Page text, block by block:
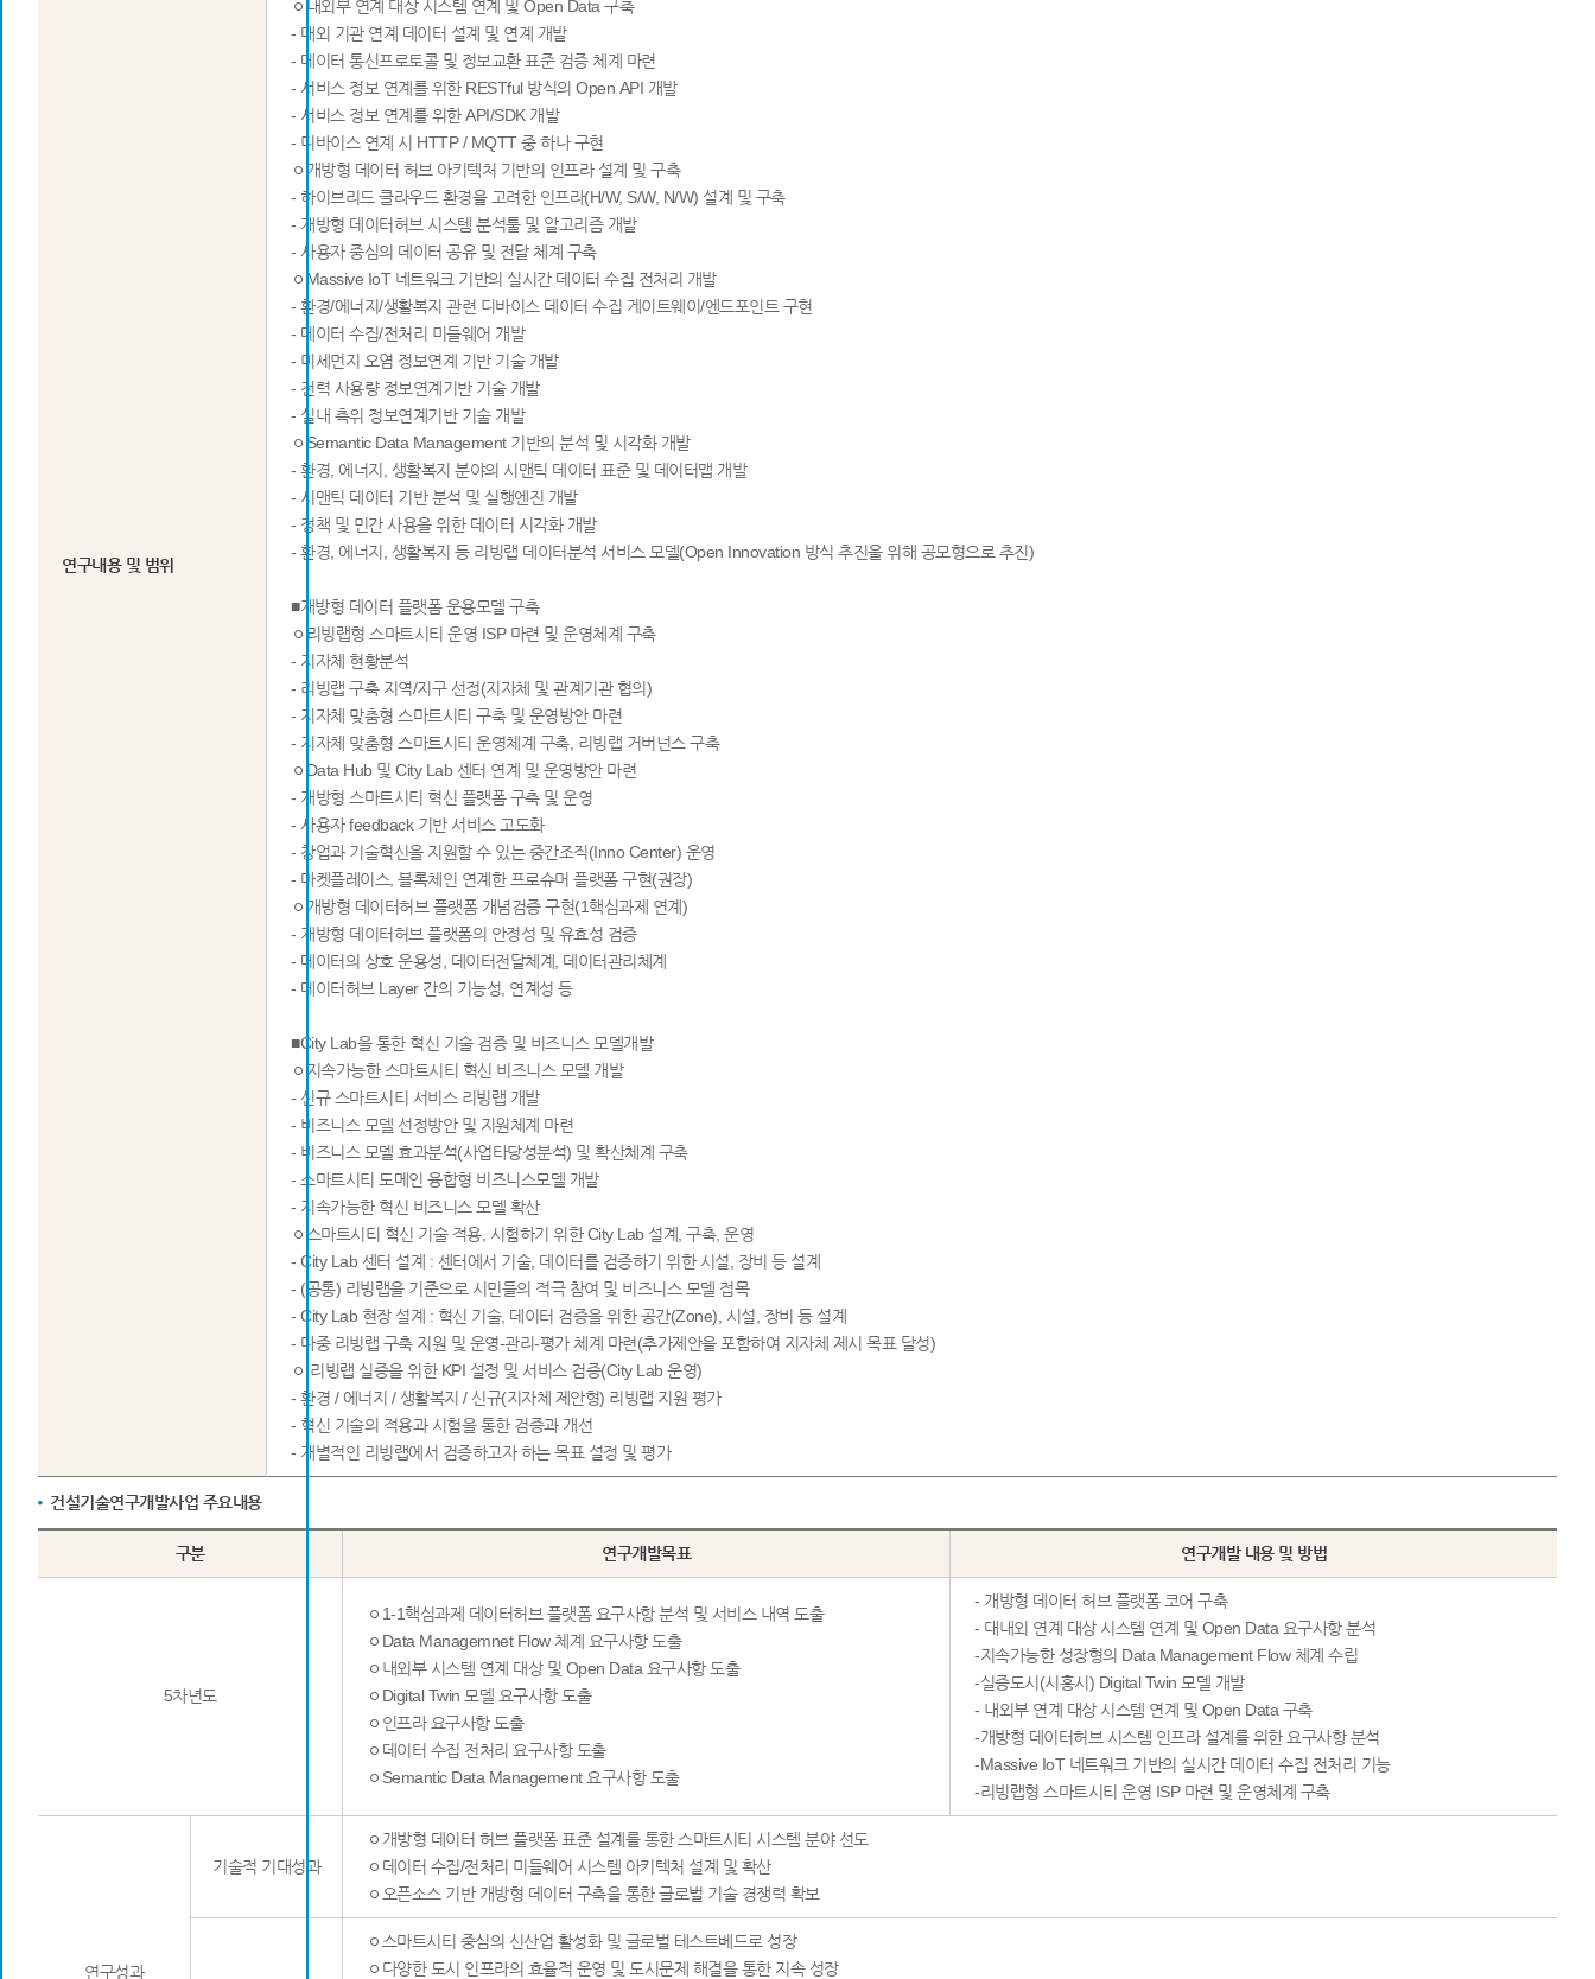
연구내용 및 범위
ㅇ내외부 연계 대상 시스템 연계 및 Open Data 구축
- 대외 기관 연계 데이터 설계 및 연계 개발
- 데이터 통신프로토콜 및 정보교환 표준 검증 체계 마련
- 서비스 정보 연계를 위한 RESTful 방식의 Open API 개발
- 서비스 정보 연계를 위한 API/SDK 개발
- 디바이스 연계 시 HTTP / MQTT 중 하나 구현
ㅇ개방형 데이터 허브 아키텍처 기반의 인프라 설계 및 구축
- 하이브리드 클라우드 환경을 고려한 인프라(H/W, S/W, N/W) 설계 및 구축
- 개방형 데이터허브 시스템 분석툴 및 알고리즘 개발
- 사용자 중심의 데이터 공유 및 전달 체계 구축
ㅇMassive IoT 네트워크 기반의 실시간 데이터 수집 전처리 개발
- 환경/에너지/생활복지 관련 디바이스 데이터 수집 게이트웨이/엔드포인트 구현
- 데이터 수집/전처리 미들웨어 개발
- 미세먼지 오염 정보연계 기반 기술 개발
- 전력 사용량 정보연계기반 기술 개발
- 실내 측위 정보연계기반 기술 개발
ㅇSemantic Data Management 기반의 분석 및 시각화 개발
- 환경, 에너지, 생활복지 분야의 시맨틱 데이터 표준 및 데이터맵 개발
- 시맨틱 데이터 기반 분석 및 실행엔진 개발
- 정책 및 민간 사용을 위한 데이터 시각화 개발
- 환경, 에너지, 생활복지 등 리빙랩 데이터분석 서비스 모델(Open Innovation 방식 추진을 위해 공모형으로 추진)
■개방형 데이터 플랫폼 운용모델 구축
ㅇ리빙랩형 스마트시티 운영 ISP 마련 및 운영체계 구축
- 지자체 현황분석
- 리빙랩 구축 지역/지구 선정(지자체 및 관계기관 협의)
- 지자체 맞춤형 스마트시티 구축 및 운영방안 마련
- 지자체 맞춤형 스마트시티 운영체계 구축, 리빙랩 거버넌스 구축
ㅇData Hub 및 City Lab 센터 연계 및 운영방안 마련
- 개방형 스마트시티 혁신 플랫폼 구축 및 운영
- 사용자 feedback 기반 서비스 고도화
- 창업과 기술혁신을 지원할 수 있는 중간조직(Inno Center) 운영
- 마켓플레이스, 블록체인 연계한 프로슈머 플랫폼 구현(권장)
ㅇ개방형 데이터허브 플랫폼 개념검증 구현(1핵심과제 연계)
­ - 개방형 데이터허브 플랫폼의 안정성 및 유효성 검증
- 데이터의 상호 운용성, 데이터전달체계, 데이터관리체계
- 데이터허브 Layer 간의 기능성, 연계성 등
■City Lab을 통한 혁신 기술 검증 및 비즈니스 모델개발
ㅇ지속가능한 스마트시티 혁신 비즈니스 모델 개발
- 신규 스마트시티 서비스 리빙랩 개발
- 비즈니스 모델 선정방안 및 지원체계 마련
- 비즈니스 모델 효과분석(사업타당성분석) 및 확산체계 구축
- 스마트시티 도메인 융합형 비즈니스모델 개발
- 지속가능한 혁신 비즈니스 모델 확산
ㅇ스마트시티 혁신 기술 적용, 시험하기 위한 City Lab 설계, 구축, 운영
- City Lab 센터 설계 : 센터에서 기술, 데이터를 검증하기 위한 시설, 장비 등 설계
- (공통) 리빙랩을 기준으로 시민들의 적극 참여 및 비즈니스 모델 접목
- City Lab 현장 설계 : 혁신 기술, 데이터 검증을 위한 공간(Zone), 시설, 장비 등 설계
- 다중 리빙랩 구축 지원 및 운영-관리-평가 체계 마련(추가제안을 포함하여 지자체 제시 목표 달성)
ㅇ 리빙랩 실증을 위한 KPI 설정 및 서비스 검증(City Lab 운영)
- 환경 / 에너지 / 생활복지 / 신규(지자체 제안형) 리빙랩 지원 평가
- 혁신 기술의 적용과 시험을 통한 검증과 개선
- 개별적인 리빙랩에서 검증하고자 하는 목표 설정 및 평가
건설기술연구개발사업 주요내용
구분 연구개발목표 연구개발 내용 및 방법
5차년도
ㅇ1-1핵심과제 데이터허브 플랫폼 요구사항 분석 및 서비스 내역 도출
ㅇData Managemnet Flow 체계 요구사항 도출
ㅇ내외부 시스템 연계 대상 및 Open Data 요구사항 도출
ㅇDigital Twin 모델 요구사항 도출
ㅇ인프라 요구사항 도출
ㅇ데이터 수집 전처리 요구사항 도출
ㅇSemantic Data Management 요구사항 도출
- 개방형 데이터 허브 플랫폼 코어 구축
- 대내외 연계 대상 시스템 연계 및 Open Data 요구사항 분석
-지속가능한 성장형의 Data Management Flow 체계 수립
-실증도시(시흥시) Digital Twin 모델 개발
- 내외부 연계 대상 시스템 연계 및 Open Data 구축
-개방형 데이터허브 시스템 인프라 설계를 위한 요구사항 분석
-Massive IoT 네트워크 기반의 실시간 데이터 수집 전처리 기능
-리빙랩형 스마트시티 운영 ISP 마련 및 운영체계 구축
연구성과
기술적 기대성과
ㅇ개방형 데이터 허브 플랫폼 표준 설계를 통한 스마트시티 시스템 분야 선도
ㅇ데이터 수집/전처리 미들웨어 시스템 아키텍처 설계 및 확산
ㅇ오픈소스 기반 개방형 데이터 구축을 통한 글로벌 기술 경쟁력 확보
ㅇ스마트시티 중심의 신산업 활성화 및 글로벌 테스트베드로 성장
ㅇ다양한 도시 인프라의 효율적 운영 및 도시문제 해결을 통한 지속 성장